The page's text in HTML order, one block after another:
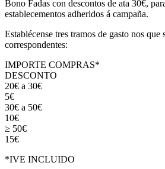
Bono Fadas con descontos de ata 30€,
establecementos adheridos á campaña.
Establécense tres tramos de gasto nos que
correspondentes:
IMPORTE COMPRAS*
DESCONTO
20€ a 30€
5€
30€ a 50€
10€
≥ 50€
15€
*IVE INCLUIDO